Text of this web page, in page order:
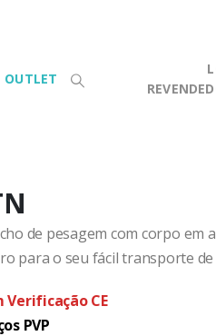
OUTLET
de pesagem com corpo em
para o seu fácil transporte de
Verificação CE
PVP